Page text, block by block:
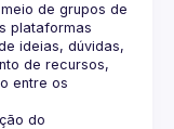
de grupos de
plataformas
ideias, dúvidas,
de recursos,
entre os
do